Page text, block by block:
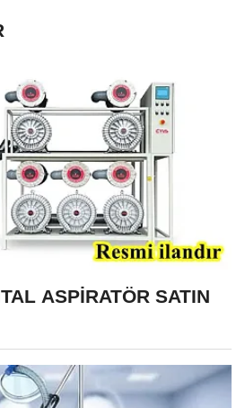
ASPİRATÖR SATIN